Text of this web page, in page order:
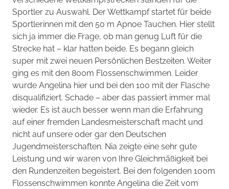
Sportler zu Auswahl. Der Wettkampf startet für beide
Sportlerinnen mit den 50 m Apnoe Tauchen. Hier stellt
sich ja immer die Frage, ob man genug Luft für die
Strecke hat – klar hatten beide. Es begann gleich
super mit zwei neuen Persönlichen Bestzeiten. Weiter
ging es mit den 800m Flossenschwimmen. Leider
wurde Angelina hier und bei den 100 mit der Flasche
disqualifiziert. Schade – aber das passiert immer mal
wieder. Es ist auch besser wenn man die Erfahrung
auf einer fremden Landesmeisterschaft macht und
nicht auf unsere oder gar den Deutschen
Jugendmeisterschaften. Nia zeigte eine sehr gute
Leistung und wir waren von Ihre Gleichmäßigkeit bei
den Rundenzeiten begeistert. Bei den folgenden 100m
Flossenschwimmen konnte Angelina die Zeit vom